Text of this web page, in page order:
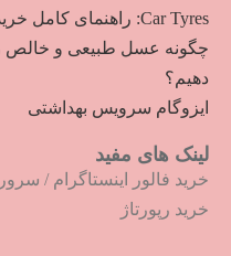
Car Tyres: راهنمای کامل خرید تایر
چگونه عسل طبیعی و خالص
دهیم؟
ایزوگام سرویس بهداشتی
لینک های مفید
خرید فالور اینستاگرام /
خرید رپورتاژ